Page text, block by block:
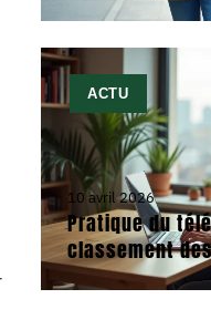
ACTU
10 avril 2026
Pratique du
classement